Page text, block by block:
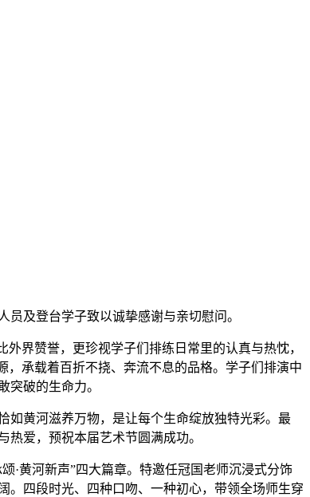
及登台学子致以诚挚感谢与亲切慰问。
界赞誉，更珍视学子们排练日常里的认真与热忱，
，承载着百折不挠、奔流不息的品格。学子们排演中
突破的生命力。
如黄河滋养万物，是让每个生命绽放独特光彩。最
爱，预祝本届艺术节圆满成功。
·黄河新声”四大篇章。特邀任冠国老师沉浸式分饰
。四段时光、四种口吻、一种初心，带领全场师生穿